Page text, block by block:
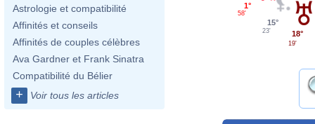
Astrologie et compatibilité
Affinités et conseils
Affinités de couples célèbres
Ava Gardner et Frank Sinatra
Compatibilité du Bélier
+ Voir tous les articles
1°
58'
15°
23' 18°
19'